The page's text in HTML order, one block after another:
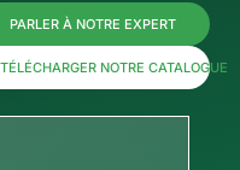
PARLER À NOTRE EXPERT
TÉLÉCHARGER NOTRE CATALOGUE